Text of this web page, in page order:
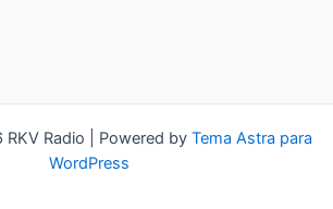
Radio | Powered by Tema Astra para
WordPress